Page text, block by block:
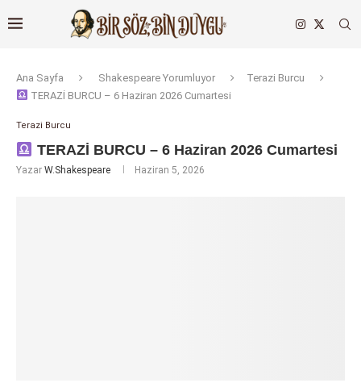
Ana Sayfa Shakespeare Yorumluyor
Terazi Burcu
TERAZİ BURCU – 6 Haziran 2026 Cumartesi
Terazi Burcu
TERAZİ BURCU – 6 Haziran 2026 Cumartesi
Yazar W.Shakespeare Haziran 5, 2026